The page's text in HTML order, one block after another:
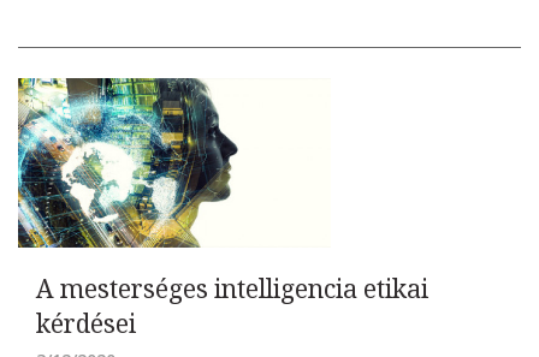
A mesterséges intelligencia etikai
kérdései